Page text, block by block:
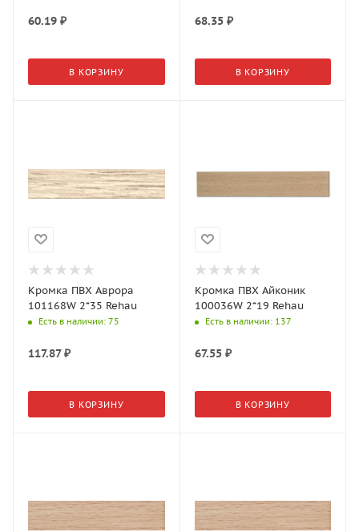
60.19 ₽
В КОРЗИНУ
68.35₽
В КОРЗИНУ
Кромка ПВХ Аврора
101168W 2*35 Rehau
Есть в наличии: 75
117.87₽
В КОРЗИНУ
Кромка ПВХ Айконик
100036W 2*19 Rehau
Есть в наличии: 137
67.55₽
В КОРЗИНУ